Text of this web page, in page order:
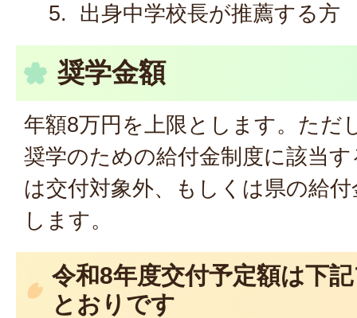
出身中学校長が推薦する方
奨学金額
年額8万円を上限とします。ただ
奨学のための給付金制度に該当
は交付対象外、もしくは県の給
します。
令和8年度交付予定額は下
とおりです